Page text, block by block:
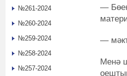
—
—
Менә
№261-2024
№260-2024
№259-2024
№258-2024
№257-2024